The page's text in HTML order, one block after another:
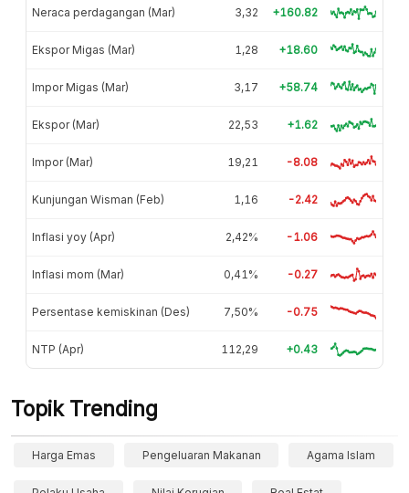
Neraca perdagangan (Mar) 3,32 +160.82
Ekspor Migas (Mar) 1,28 +18.60
Impor Migas (Mar) 3,17 +58.74
Ekspor (Mar) 22,53 +1.62
Impor (Mar) 19,21 -8.08
Kunjungan Wisman (Feb) 1,16 -2.42
Inflasi yoy (Apr) 2,42% -1.06
Inflasi mom (Mar) 0,41% -0.27
Persentase kemiskinan (Des) 7,50% -0.75
NTP (Apr) 112,29 +0.43
Topik Trending
Harga Emas Pengeluaran Makanan Agama Islam